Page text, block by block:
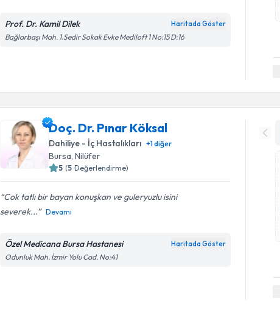
Prof. Dr. Kamil Dilek Haritada Göster
Bağlarbaşı Mah. 1.Sedir Sokak Evke Mediloft 1 No:15 D:16
Doç. Dr. Pınar Köksal
Dahiliye - İç Hastalıkları +1diğer
Bursa, Nilüfer
5 (5 Değerlendirme)
Cok tatlı bir bayan konuşkan ve guleryuzlu isini
severek...
Devamı
Özel Medicana Bursa Hastanesi Haritada Göster
Odunluk Mah. İzmir Yolu Cad. No:41